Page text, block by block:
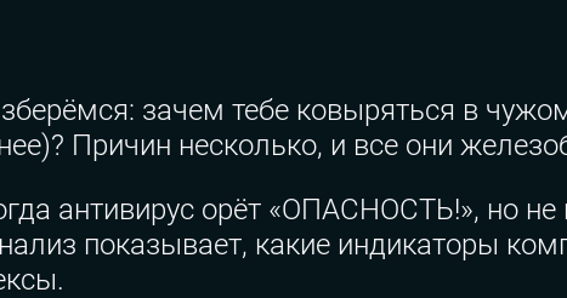
зачем тебе ковыряться в
Причин несколько, и все они
антивирус орёт «ОПАСНОСТЬ!», но не
показывает, какие индикаторы